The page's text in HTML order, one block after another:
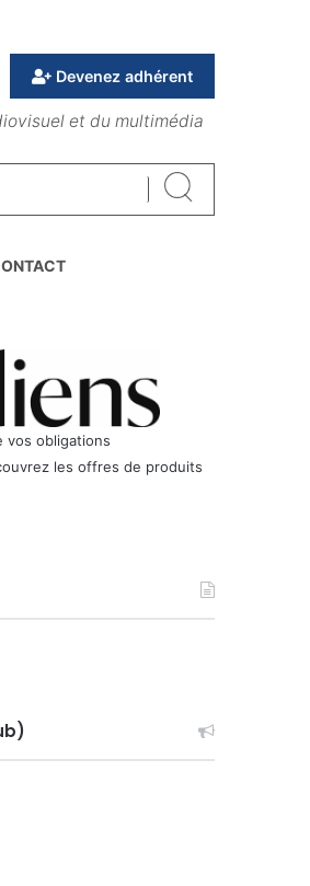
Devenez adhérent
et du multimédia
Rechercher
vos obligations
les offres de produits